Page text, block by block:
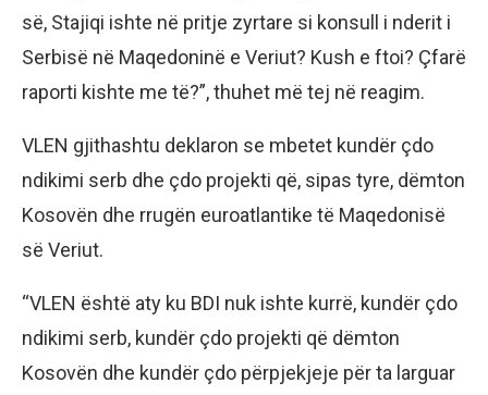
së, Stajiqi ishte në pritje zyrtare si konsull i nderit i
Serbisë në Maqedoninë e Veriut? Kush e ftoi? Çfarë
raporti kishte me të?”, thuhet më tej në reagim.
VLEN gjithashtu deklaron se mbetet kundër çdo
ndikimi serb dhe çdo projekti që, sipas tyre, dëmton
Kosovën dhe rrugën euroatlantike të Maqedonisë
së Veriut.
“VLEN është aty ku BDI nuk ishte kurrë, kundër çdo
ndikimi serb, kundër çdo projekti që dëmton
Kosovën dhe kundër çdo përpjekjeje për ta larguar